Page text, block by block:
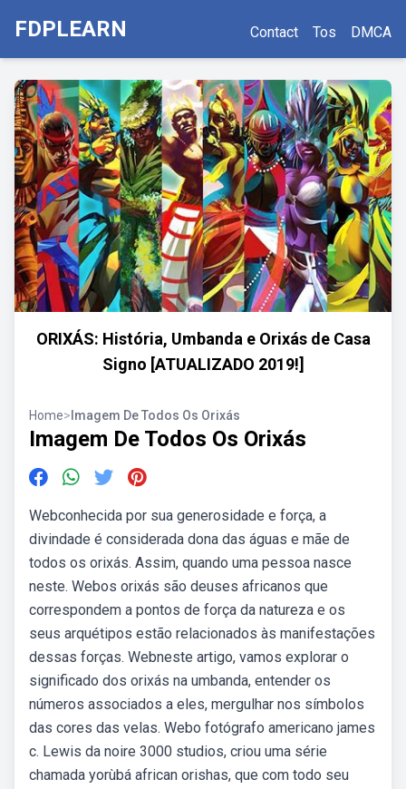
FDPLEARN Contact Tos DMCA
ORIXÁS: História, Umbanda e Orixás de Casa
Signo [ATUALIZADO 2019!]
Home> Imagem De Todos Os Orixás
Imagem De Todos Os Orixás
Webconhecida por sua generosidade e força, a
divindade é considerada dona das águas e mãe de
todos os orixás. Assim, quando uma pessoa nasce
neste. Webos orixás são deuses africanos que
correspondem a pontos de força da natureza e os
seus arquétipos estão relacionados às manifestações
dessas forças. Webneste artigo, vamos explorar o
significado dos orixás na umbanda, entender os
números associados a eles, mergulhar nos símbolos
das cores das velas. Webo fotógrafo americano james
c. Lewis da noire 3000 studios, criou uma série
chamada yorùbá african orishas, que com todo seu